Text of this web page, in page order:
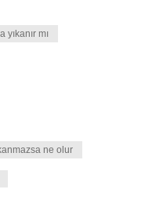
mı
ne olur